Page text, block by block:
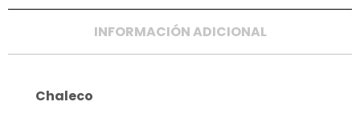
INFORMACIÓN ADICIONAL
Chaleco